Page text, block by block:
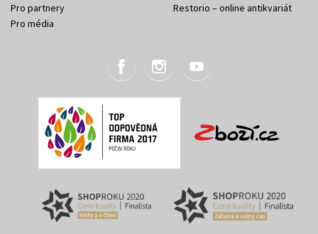
Pro partnery
Pro média
Restorio – online antikvariát